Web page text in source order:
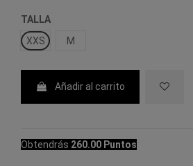
TALLA
XXS
M
Añadir al carrito
Obtendrás 260.00 Puntos